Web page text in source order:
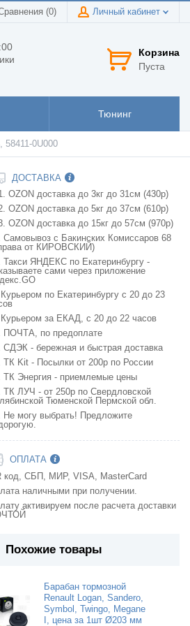
(0) Личный кабинет
Корзина
Пуста
Тюнинг
58411-0U000
ДОСТАВКА
OZON доставка до 3кг до 31см (430р)
OZON доставка до 5кг до 37см (610р)
OZON доставка до 15кг до 57см (970р)
Самовывоз с Бакинских Комиссаров 68
от КИРОВСКИЙ)
Такси ЯНДЕКС по Екатеринбургу -
сами через приложение
по Екатеринбургу с 20 до 23
за ЕКАД, с 20 до 22 часов
ПОЧТА, по предоплате
СДЭК - бережная и быстрая доставка
ТК Kit - Посылки от 200р по России
ТК Энергия - приемлемые цены
ТК ЛУЧ - от 250р по Свердловской
Тюменской Пермской обл.
Не могу выбрать! Предложите
ОПЛАТА
код, СБП, МИР, VISA, MasterCard
наличными при получении.
активируем после расчета доставки
Похожие товары
Барабан тормозной
Renault Logan, Sandero,
Symbol, Twingo, Megane
I, цена за 1шт Ø203 мм